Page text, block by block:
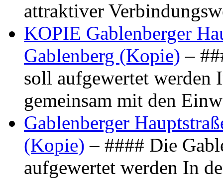
attraktiver
KOPIE Gablenberger
Gablenberg (Kopie) –
soll aufgewertet werden
gemeinsam mit den
Gablenberger
(Kopie) – #### Die
aufgewertet werden In